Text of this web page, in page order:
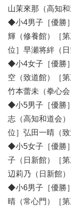
山茉來那（高知和
◆小4男子［優勝
輝（修養館）［
位］早瀬将絆（日
◆小4女子［優勝
空（致道館）［
竹本蕾未（拳心会
◆小5男子［優勝
志（高知和道会
位］弘田一晴（致
◆小5女子［優勝
子（日新館）［
辺莉乃（日新館）
◆小6男子［優勝
晴（常心門）［